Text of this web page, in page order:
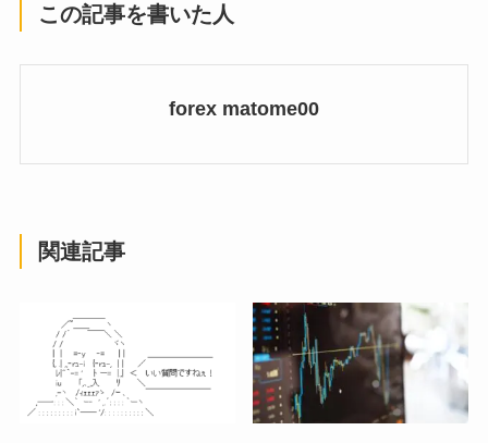
この記事を書いた人
forex matome00
関連記事